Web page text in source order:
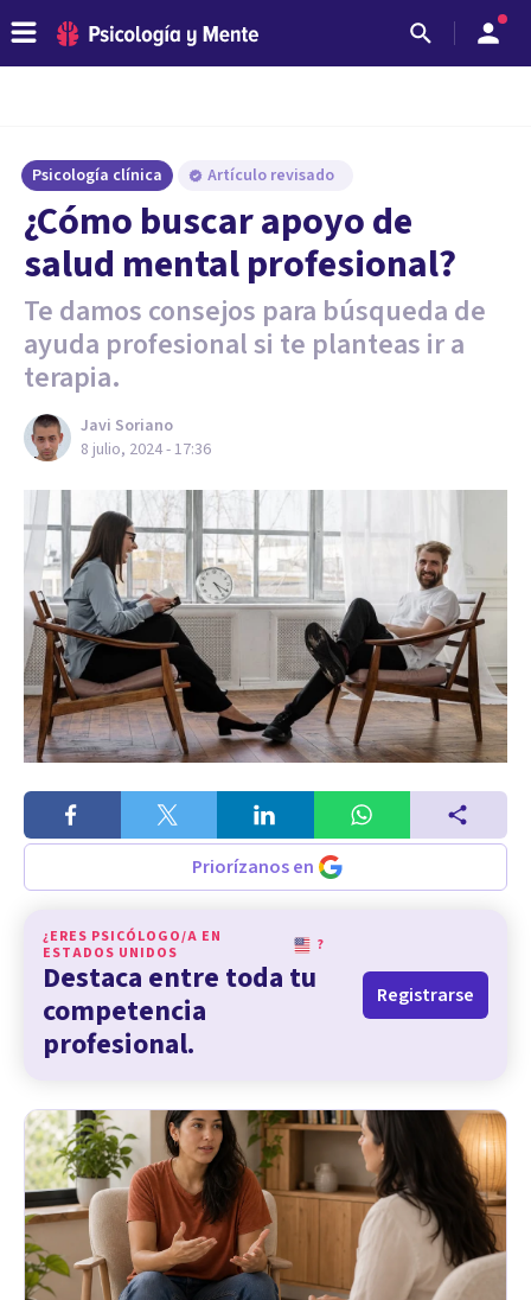
Psicología clínica Artículo revisado
¿Cómo buscar apoyo de
salud mental profesional?
Te damos consejos para búsqueda de
ayuda profesional si te planteas ir a
terapia.
Javi Soriano
8 julio, 2024 - 17:36
Priorízanos en
¿ERES PSICÓLOGO/A EN
ESTADOS UNIDOS
?
Destaca entre toda tu
competencia
profesional.
Registrarse